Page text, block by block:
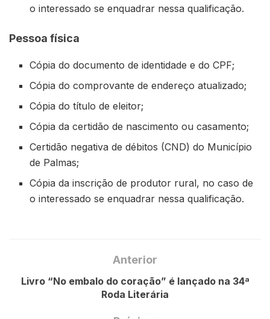
o interessado se enquadrar nessa qualificação.
Pessoa física
Cópia do documento de identidade e do CPF;
Cópia do comprovante de endereço atualizado;
Cópia do título de eleitor;
Cópia da certidão de nascimento ou casamento;
Certidão negativa de débitos (CND) do Município
de Palmas;
Cópia da inscrição de produtor rural, no caso de
o interessado se enquadrar nessa qualificação.
Anterior
Livro “No embalo do coração” é lançado na 34ª
Roda Literária